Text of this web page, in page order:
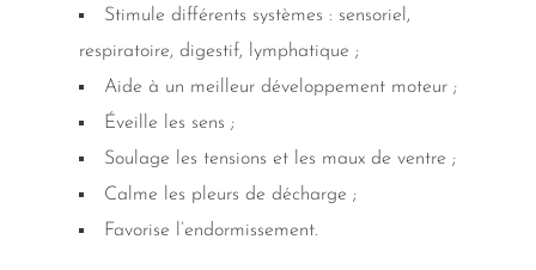
Stimule différents systèmes : sensoriel,
respiratoire, digestif, lymphatique ;
Aide à un meilleur développement moteur ;
Éveille les sens ;
Soulage les tensions et les maux de ventre ;
Calme les pleurs de décharge ;
Favorise l’endormissement.